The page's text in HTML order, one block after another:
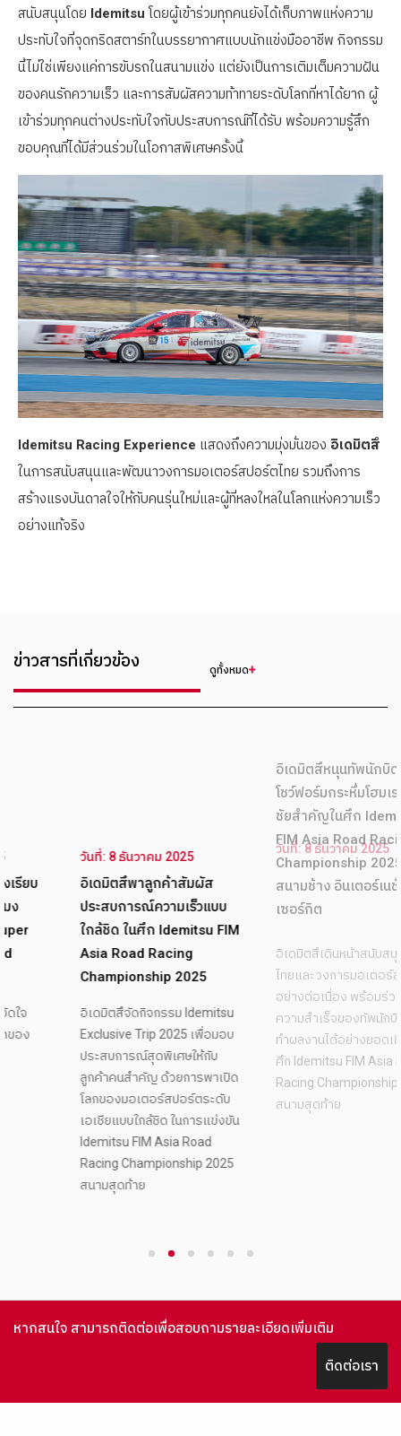
สนับสนุนโดย Idemitsu โดยผู้เข้าร่วมทุกคนยังได้เก็บภาพแห่งความ
ประทับใจที่จุดกริดสตาร์ทในบรรยากาศแบบนักแข่งมืออาชีพ กิจกรรม
นี้ไม่ใช่เพียงแค่การขับรถในสนามแข่ง แต่ยังเป็นการเติมเต็มความฝัน
ของคนรักความเร็ว และการสัมผัสความท้าทายระดับโลกที่หาได้ยาก ผู้
เข้าร่วมทุกคนต่างประทับใจกับประสบการณ์ที่ได้รับ พร้อมความรู้สึก
ขอบคุณที่ได้มีส่วนร่วมในโอกาสพิเศษครั้งนี้
Idemitsu Racing Experience แสดงถึงความมุ่งมั่นของ อิเดมิตสึ
ในการสนับสนุนและพัฒนาวงการมอเตอร์สปอร์ตไทย รวมถึงการ
สร้างแรงบันดาลใจให้กับคนรุ่นใหม่และผู้ที่หลงใหลในโลกแห่งความเร็ว
อย่างแท้จริง
ข่าวสารที่เกี่ยวข้อง ดูทั้งหมด
วันที่: 8 ธันวาคม 2025
อิเดมิตสึพาลูกค้าสัมผัส
ประสบการณ์ความเร็วแบบ
ใกล้ชิด ในศึก Idemitsu FIM
Asia Road Racing
Championship 2025
อิเดมิตสึจัดกิจกรรม Idemitsu
Exclusive Trip 2025 เพื่อมอบ
ประสบการณ์สุดพิเศษให้กับ
ลูกค้าคนสำคัญ ด้วยการพาเปิด
โลกของมอเตอร์สปอร์ตระดับ
เอเชียแบบใกล้ชิด ในการแข่งขัน
Idemitsu FIM Asia Road
Racing Championship 2025
สนามสุดท้าย
วันที่: 8 ธันวาคม 2025
อิเดมิตสึหนุนทัพนักบิดไทย
โชว์ฟอร์มกระหึ่มโฮมเรซ คว้า
ชัยสำคัญในศึก Idemitsu
FIM Asia Road Racing
Championship 2025 ณ
สนามช้าง อินเตอร์เนชั่นแนล
อิเดมิตสึเดินหน้าสนับสนุนนักบิด
ไทยและวงการมอเตอร์สปอร์ต
อย่างต่อเนื่อง พร้อมร่วมฉลอง
ความสำเร็จของทัพนักบิดไทยที่
ศึก Idemitsu FIM Asia Road
หากสนใจ สามารถติดต่อเพื่อสอบถามรายละเอียดเพิ่มเติม
ติดต่อเรา